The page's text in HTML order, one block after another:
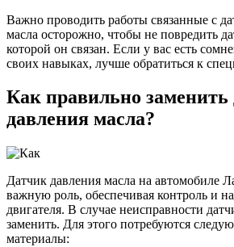
Важно проводить работы связанные с
масла осторожно, чтобы не повредить
которой он связан. Если у вас есть
своих навыках, лучше обратиться к
Как правильно заменить
давления масла?
Датчик давления масла на автомобиле
важную роль, обеспечивая контроль и
двигателя. В случае неисправности
заменить. Для этого потребуются
материалы: